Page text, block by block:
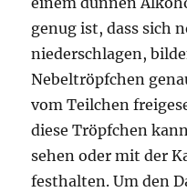
genug ist, dass sich
niederschlagen,
Nebeltröpfchen
vom Teilchen
diese Tröpfchen
sehen oder mit der
festhalten. Um den